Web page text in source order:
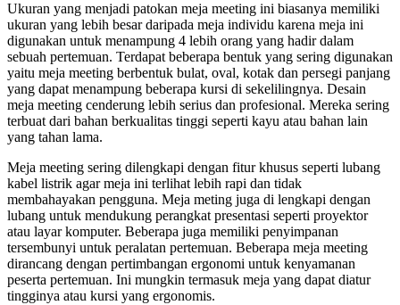
Ukuran yang menjadi patokan meja meeting ini biasanya memiliki
ukuran yang lebih besar daripada meja individu karena meja ini
digunakan untuk menampung 4 lebih orang yang hadir dalam
sebuah pertemuan. Terdapat beberapa bentuk yang sering digunakan
yaitu meja meeting berbentuk bulat, oval, kotak dan persegi panjang
yang dapat menampung beberapa kursi di sekelilingnya. Desain
meja meeting cenderung lebih serius dan profesional. Mereka sering
terbuat dari bahan berkualitas tinggi seperti kayu atau bahan lain
yang tahan lama.
Meja meeting sering dilengkapi dengan fitur khusus seperti lubang
kabel listrik agar meja ini terlihat lebih rapi dan tidak
membahayakan pengguna. Meja meting juga di lengkapi dengan
lubang untuk mendukung perangkat presentasi seperti proyektor
atau layar komputer. Beberapa juga memiliki penyimpanan
tersembunyi untuk peralatan pertemuan. Beberapa meja meeting
dirancang dengan pertimbangan ergonomi untuk kenyamanan
peserta pertemuan. Ini mungkin termasuk meja yang dapat diatur
tingginya atau kursi yang ergonomis.